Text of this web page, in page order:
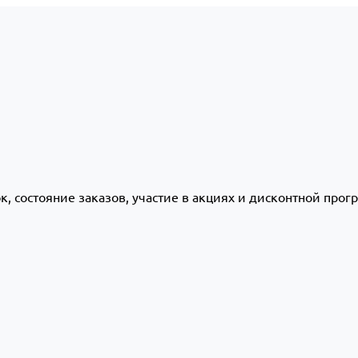
состояние заказов, участие в акциях и дисконтной